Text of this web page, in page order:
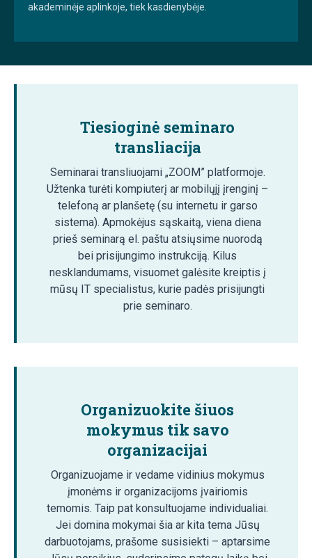
akademinėje aplinkoje, tiek kasdienybėje.
Tiesioginė seminaro
transliacija
Seminarai transliuojami „ZOOM” platformoje.
Užtenka turėti kompiuterį ar mobilųjį įrenginį –
telefoną ar planšetę (su internetu ir garso
sistema). Apmokėjus sąskaitą, viena diena
prieš seminarą el. paštu atsiųsime nuorodą
bei prisijungimo instrukciją. Kilus
nesklandumams, visuomet galėsite kreiptis į
mūsų IT specialistus, kurie padės prisijungti
prie seminaro.
Organizuokite šiuos
mokymus tik savo
organizacijai
Organizuojame ir vedame vidinius mokymus
įmonėms ir organizacijoms įvairiomis
temomis. Taip pat konsultuojame individualiai.
Jei domina mokymai šia ar kita tema Jūsų
darbuotojams, prašome susisiekti – aptarsime